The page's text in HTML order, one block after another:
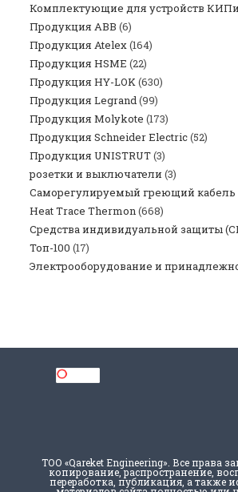
Комплектующие для устройств
Продукция ABB (6)
Продукция Atelex(164)
Продукция HSME (22)
Продукция HY-LOK(630)
Продукция Legrand(99)
Продукция Molykote (173)
Продукция Schneider Electric(52)
Продукция UNISTRUT(3)
розетки и выключатели (3)
Саморегулируемый греющий кабель
Heat Trace Thermon(668)
Средства индивидуальной защиты
Топ-100 (17)
Электрооборудование и
ТОО «Qareket Engineering». Все права
копирование, распространение,
переработка, публикация, а также